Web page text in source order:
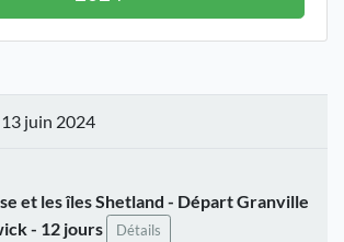
juin 2024
et les îles Shetland - Départ Granville
- 12 jours
Détails